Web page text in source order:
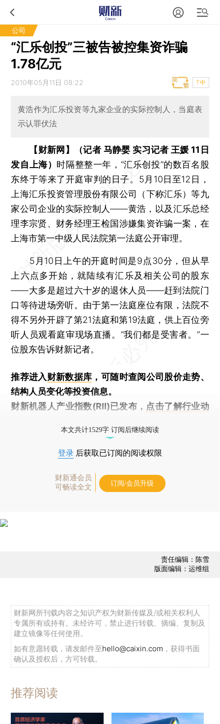
公司
“汇乐创投”三被告被控集资诈骗
1.78亿元
2010年05月11日 08:22 T中
黄浩作为汇乐投资等九家企业的实际控制人，当庭表
示认罪伏法
【财新网】（记者 马静婴 实习记者 王媛 11日
发自上海） 时隔整整一年，“汇乐创投”的数百名股
东终于等来了开庭审判的日子。5月10日至12日，
上海汇乐投资管理股份有限公司（下称汇乐）等九
家公司企业的实际控制人——黄浩，以及汇乐总经
理李宗贤、财务经理王检国涉嫌集资诈骗一案，在
上海市第一中级人民法院第一法庭公开审理。
5月10日上午的开庭时间是9点30分，但从早
上六点多开始，就陆续有汇乐及相关公司的股东
——大多是超过六十岁的退休人员——赶到法院门
口等待进场旁听。由于第一法庭座位有限，法院不
得不另外开辟了第21法庭和第19法庭，供上百位旁
听人员观看庭审现场直播。“我们都是受害者。”一
位股东告诉财新记者。
推荐进入财新数据库 ，可随时查阅公司股价走势、
结构人员变化等投资信息。
财新机器人产业指数(RII)已发布， 点击了解行业动
本文共计1529字 订阅后继续阅读
登录 后获取已订阅的阅读权限
财新通会员
可畅读全文
订阅/会员升级
责任编辑：陈雪
版面编辑：运维组
财新网所刊载内容之知识产权为财新传媒及/或相关权利人
专属所有或持有。未经许可，禁止进行转载、摘编、复制及
建立镜像等任何使用。
如有意愿转载，请发邮件至hello@caixin.com ，获得书面
确认及授权后，方可转载。
推荐阅读